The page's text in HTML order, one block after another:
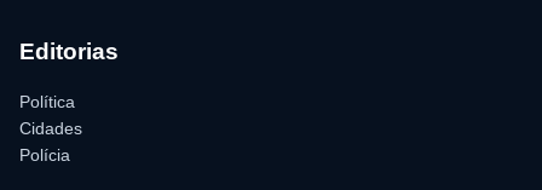
Editorias
Política
Cidades
Polícia